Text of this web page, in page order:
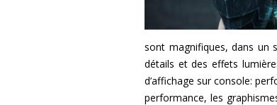
sont magnifiques, dans un
détails et des effets
d’affichage sur console:
performance, les